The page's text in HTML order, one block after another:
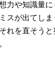
力や知識量
スが出てし
れを直そう